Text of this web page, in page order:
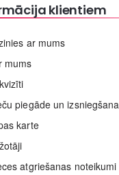
klientiem
ar mums
mums
piegāde un izsniegšana
karte
atgriešanas noteikumi